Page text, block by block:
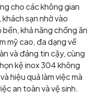
cho các không gian
sạn nhờ vào
khả năng chống ăn
mỹ cao, đa dạng về
và đáng tin cậy, cùng
kệ inox 304 không
hiệu quả làm việc mà
an toàn và vệ sinh.